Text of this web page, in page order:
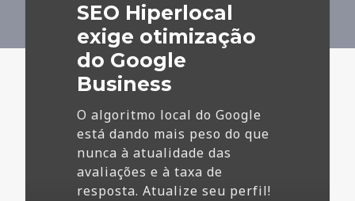
Business
SEO Hiperlocal
exige otimização
do Google
Business
O algoritmo local do Google
está dando mais peso do que
nunca à atualidade das
avaliações e à taxa de
resposta. Atualize seu perfil!